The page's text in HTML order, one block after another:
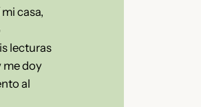
casa,
lecturas
me doy
al